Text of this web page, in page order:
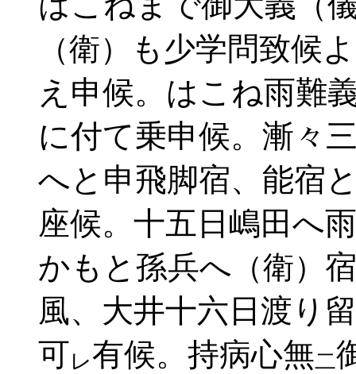
（衛）
も少学問致候
え申候。はこね雨難
に付て乗申候。漸々
へと申飛脚宿、能宿
座候。十五日嶋田へ
かもと孫兵へ （衛）
風、大井十六日渡り
可レ有候。持病心無二